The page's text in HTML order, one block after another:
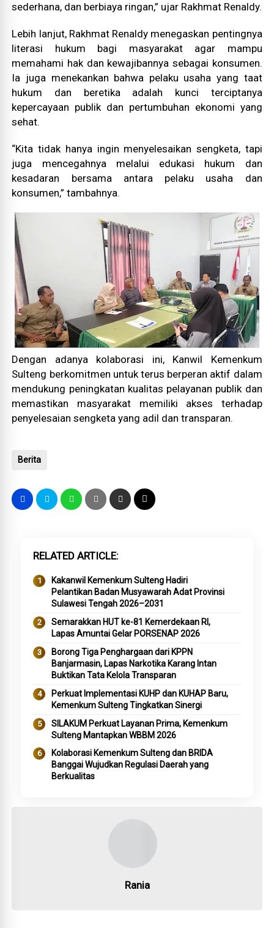
sederhana, dan berbiaya ringan,” ujar Rakhmat Renaldy.
Lebih lanjut, Rakhmat Renaldy menegaskan pentingnya
literasi hukum bagi masyarakat agar mampu
memahami hak dan kewajibannya sebagai konsumen.
Ia juga menekankan bahwa pelaku usaha yang taat
hukum dan beretika adalah kunci terciptanya
kepercayaan publik dan pertumbuhan ekonomi yang
sehat.
“Kita tidak hanya ingin menyelesaikan sengketa, tapi
juga mencegahnya melalui edukasi hukum dan
kesadaran bersama antara pelaku usaha dan
konsumen,” tambahnya.
Dengan adanya kolaborasi ini, Kanwil Kemenkum
Sulteng berkomitmen untuk terus berperan aktif dalam
mendukung peningkatan kualitas pelayanan publik dan
memastikan masyarakat memiliki akses terhadap
penyelesaian sengketa yang adil dan transparan.
Berita
RELATED ARTICLE
Kakanwil Kemenkum Sulteng Hadiri
Pelantikan Badan Musyawarah Adat Provinsi
Sulawesi Tengah 2026–2031
Semarakkan HUT ke-81 Kemerdekaan RI,
Lapas Amuntai Gelar PORSENAP 2026
Borong Tiga Penghargaan dari KPPN
Banjarmasin, Lapas Narkotika Karang Intan
Buktikan Tata Kelola Transparan
Perkuat Implementasi KUHP dan KUHAP Baru,
Kemenkum Sulteng Tingkatkan Sinergi
SILAKUM Perkuat Layanan Prima, Kemenkum
Sulteng Mantapkan WBBM 2026
Kolaborasi Kemenkum Sulteng dan BRIDA
Banggai Wujudkan Regulasi Daerah yang
Berkualitas
Rania